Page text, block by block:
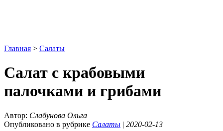
Главная > Салаты
Салат с крабовыми
палочками и грибами
Автор: Слабунова Ольга
Опубликовано в рубрике Салаты | 2020-02-13